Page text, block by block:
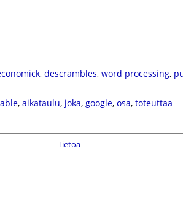
, descrambles, word processing,
, aikataulu, joka, google, osa, toteuttaa
Tietoa